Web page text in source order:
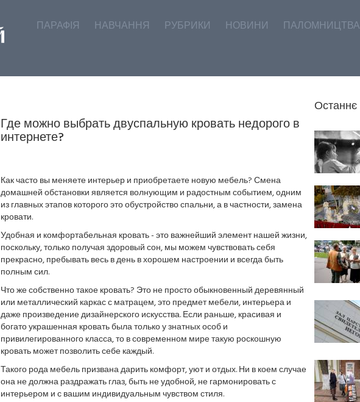
ПАРАФІЯ НАВЧАННЯ РУБРИКИ НОВИНИ ПАЛОМНИЦТВА
Где можно выбрать двуспальную кровать недорого в
интернете?
Как часто вы меняете интерьер и приобретаете новую мебель? Смена
домашней обстановки является волнующим и радостным событием, одним
из главных этапов которого это обустройство спальни, а в частности, замена
кровати.
Удобная и комфортабельная кровать - это важнейший элемент нашей жизни,
поскольку, только получая здоровый сон, мы можем чувствовать себя
прекрасно, пребывать весь в день в хорошем настроении и всегда быть
полным сил.
Что же собственно такое кровать? Это не просто обыкновенный деревянный
или металлический каркас с матрацем, это предмет мебели, интерьера и
даже произведение дизайнерского искусства. Если раньше, красивая и
богато украшенная кровать была только у знатных особ и
привилегированного класса, то в современном мире такую роскошную
кровать может позволить себе каждый.
Такого рода мебель призвана дарить комфорт, уют и отдых. Ни в коем случае
она не должна раздражать глаз, быть не удобной, не гармонировать с
интерьером и с вашим индивидуальным чувством стиля.
Останнє